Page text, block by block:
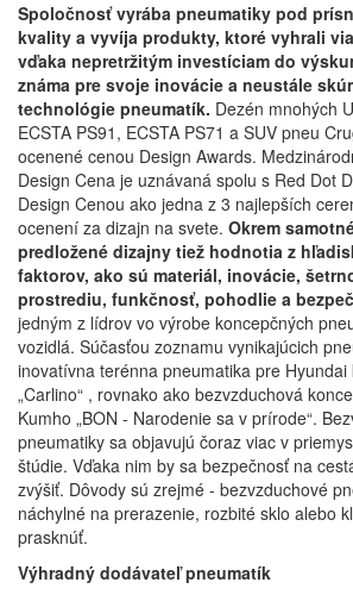
Spoločnosť vyrába pneumatiky pod
kvality a vyvíja produkty, ktoré vyhrali
vďaka nepretržitým investíciam do
známa pre svoje inovácie a neustále
technológie pneumatík. Dezén mnohých
ECSTA PS91, ECSTA PS71 a SUV pneu
ocenené cenou Design Awards.
Design Cena je uznávaná spolu s Red Dot
Design Cenou ako jedna z 3 najlepších
ocenení za dizajn na svete. Okrem
predložené dizajny tiež hodnotia z
faktorov, ako sú materiál, inovácie,
prostrediu, funkčnosť, pohodlie a
jedným z lídrov vo výrobe koncepčných
vozidlá. Súčasťou zoznamu vynikajúcich
inovatívna terénna pneumatika pre Hyundai
„Carlino“ , rovnako ako bezvzduchová
Kumho „BON - Narodenie sa v prírode“.
pneumatiky sa objavujú čoraz viac v
štúdie. Vďaka nim by sa bezpečnosť na
zvýšiť. Dôvody sú zrejmé - bezvzduchové
náchylné na prerazenie, rozbité sklo alebo
prasknúť.
Výhradný dodávateľ pneumatík